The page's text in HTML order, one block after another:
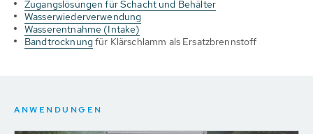
Zugangslösungen für Schacht und Behälter
Wasserwiederverwendung
Wasserentnahme (Intake)
Bandtrocknung für Klärschlamm als Ersatzbrennstoff
ANWENDUNGEN